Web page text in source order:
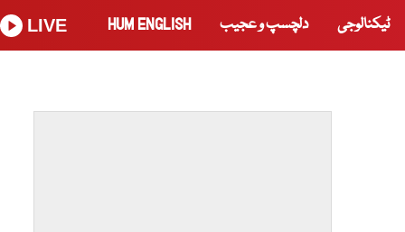
ٹیکنالوجی دلچسپ و عجیب HUM ENGLISH
LIVE